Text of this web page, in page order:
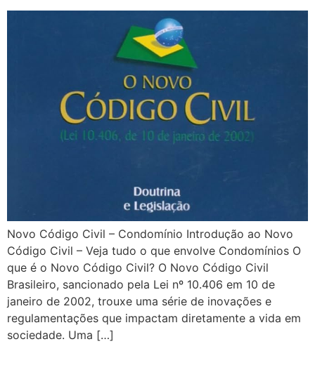
Novo Código Civil – Condomínio Introdução ao Novo
Código Civil – Veja tudo o que envolve Condomínios O
que é o Novo Código Civil? O Novo Código Civil
Brasileiro, sancionado pela Lei nº 10.406 em 10 de
janeiro de 2002, trouxe uma série de inovações e
regulamentações que impactam diretamente a vida em
sociedade. Uma […]